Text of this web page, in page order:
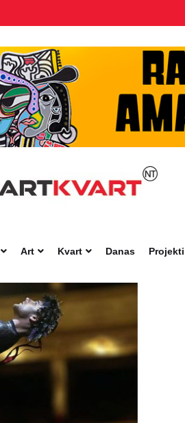
Art Kvart Danas Projekti